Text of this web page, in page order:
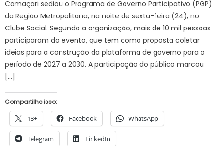
Camaçari sediou o Programa de Governo Participativo (PGP)
da Região Metropolitana, na noite de sexta-feira (24), no
Clube Social. Segundo a organização, mais de 10 mil pessoas
participaram do evento, que tem como proposta coletar
ideias para a construção da plataforma de governo para o
período de 2027 a 2030. A participação do público marcou
[…]
Compartilhe isso:
18+ Facebook WhatsApp
Telegram LinkedIn